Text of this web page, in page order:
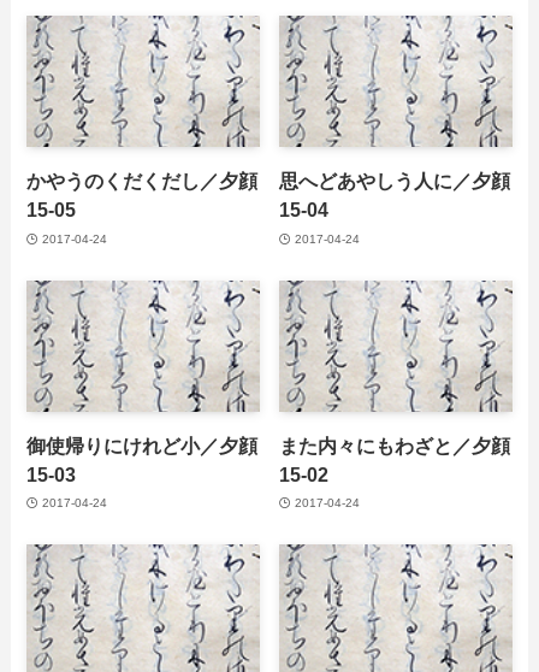
かやうのくだくだし／夕顔
15-05
2017-04-24
思へどあやしう人に／夕顔
15-04
2017-04-24
御使帰りにけれど小／夕顔
15-03
2017-04-24
また内々にもわざと／夕顔
15-02
2017-04-24